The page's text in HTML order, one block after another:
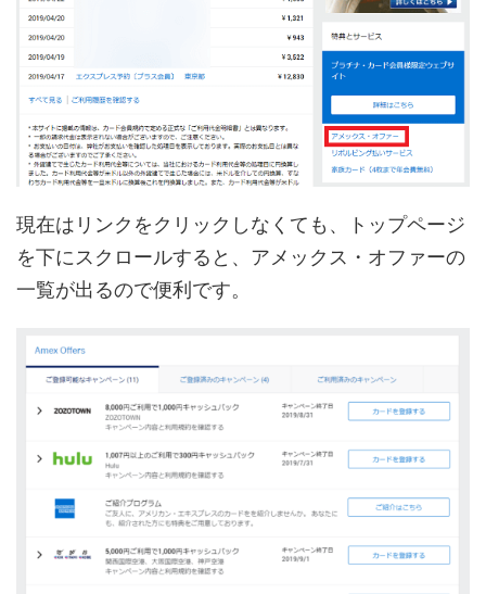
現在はリンクをクリックしなくても、トップページ
を下にスクロールすると、アメックス・オファーの
一覧が出るので便利です。